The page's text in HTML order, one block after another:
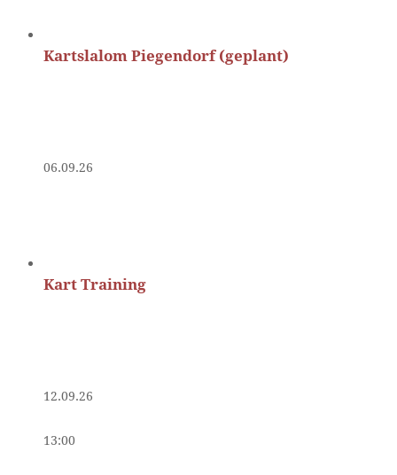
Kartslalom Piegendorf (geplant)
06.09.26
Kart Training
12.09.26
13:00